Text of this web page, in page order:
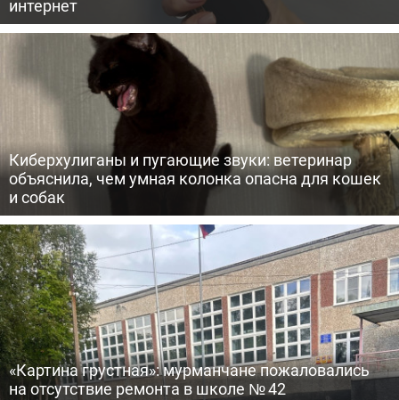
интернет
Киберхулиганы и пугающие звуки: ветеринар
объяснила, чем умная колонка опасна для кошек
и собак
«Картина грустная»: мурманчане пожаловались
на отсутствие ремонта в школе № 42